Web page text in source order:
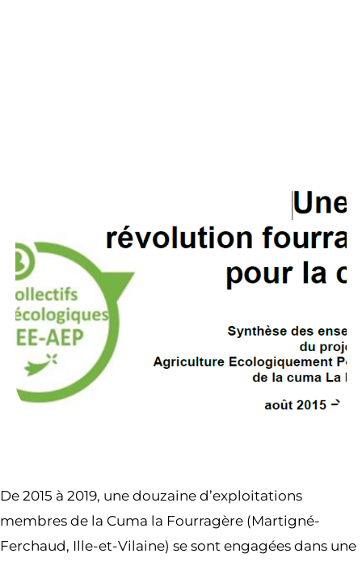
De 2015 à 2019, une douzaine d’exploitations
membres de la Cuma la Fourragère (Martigné-
Ferchaud, Ille-et-Vilaine) se sont engagées dans une